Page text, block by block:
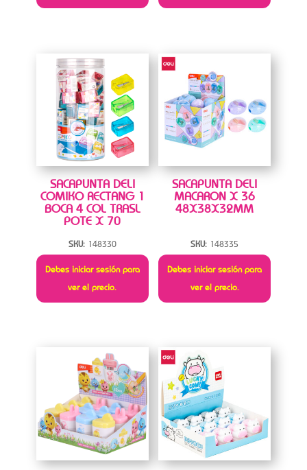
SACAPUNTA DELI
COMIKO RECTANG 1
BOCA 4 COL TRASL
POTE X 70
SKU: 148330
Debes iniciar sesión para
ver el precio.
SACAPUNTA DELI
MACARON X 36
48X38X32MM
SKU: 148335
Debes iniciar sesión para
ver el precio.